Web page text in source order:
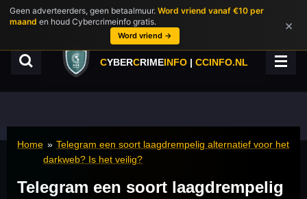
Geen adverteerders, geen betaalmuur. Word vriend vanaf €10 per
maand en houd Cybercrimeinfo gratis.
Word vriend →
×
Ga
direct
hoofdinhoud
CYBERCRIMEINFO | CCINFO.NL
Home » Telegram een soort laagdrempelig alternatief voor het
darkweb? Is het veilig?
Telegram een soort laagdrempelig